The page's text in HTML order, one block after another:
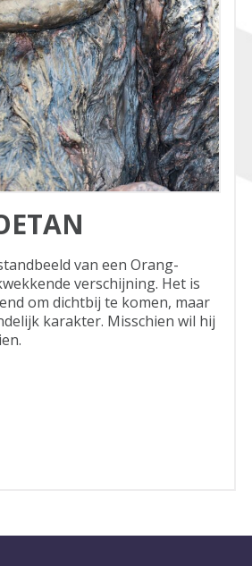
van een Orang-
verschijning. Het is
om dichtbij te komen, maar
karakter. Misschien wil hij